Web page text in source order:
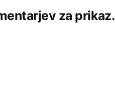
za prikaz.